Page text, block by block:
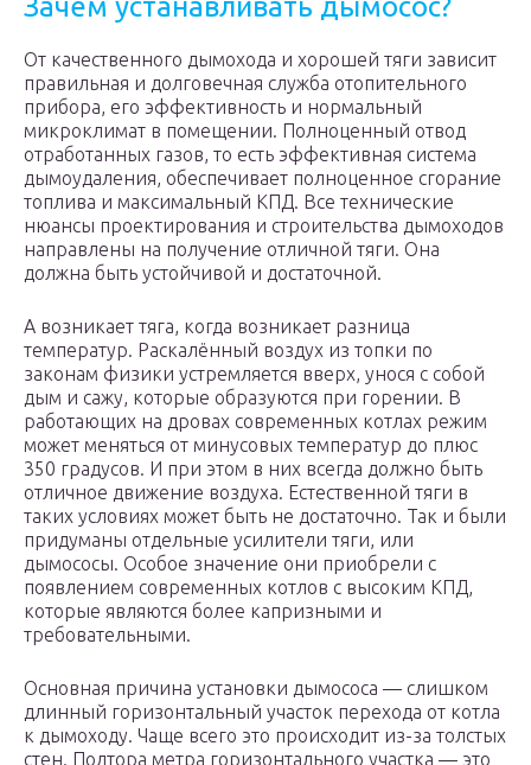
Зачем устанавливать дымосос?
От качественного дымохода и хорошей тяги зависит
правильная и долговечная служба отопительного
прибора, его эффективность и нормальный
микроклимат в помещении. Полноценный отвод
отработанных газов, то есть эффективная система
дымоудаления, обеспечивает полноценное сгорание
топлива и максимальный КПД. Все технические
нюансы проектирования и строительства дымоходов
направлены на получение отличной тяги. Она
должна быть устойчивой и достаточной.
А возникает тяга, когда возникает разница
температур. Раскалённый воздух из топки по
законам физики устремляется вверх, унося с собой
дым и сажу, которые образуются при горении. В
работающих на дровах современных котлах режим
может меняться от минусовых температур до плюс
350 градусов. И при этом в них всегда должно быть
отличное движение воздуха. Естественной тяги в
таких условиях может быть не достаточно. Так и были
придуманы отдельные усилители тяги, или
дымососы. Особое значение они приобрели с
появлением современных котлов с высоким КПД,
которые являются более капризными и
требовательными.
Основная причина установки дымососа — слишком
длинный горизонтальный участок перехода от котла
к дымоходу. Чаще всего это происходит из-за толстых
стен. Полтора метра горизонтального участка — это